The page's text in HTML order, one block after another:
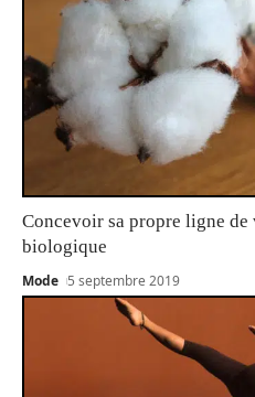
Concevoir sa propre ligne de
biologique
Mode 5 septembre 2019